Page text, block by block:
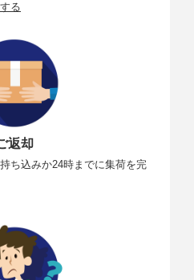
る
返却
ち込みか24時までに集荷を完